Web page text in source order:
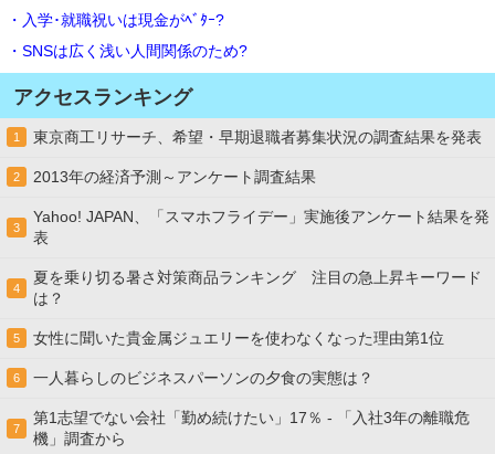
・入学･就職祝いは現金がﾍﾞﾀｰ?
・SNSは広く浅い人間関係のため?
アクセスランキング
1 東京商工リサーチ、希望・早期退職者募集状況の調査結果を発表
2 2013年の経済予測～アンケート調査結果
3
Yahoo! JAPAN、「スマホフライデー」実施後アンケート結果を発
表
4
夏を乗り切る暑さ対策商品ランキング 注目の急上昇キーワード
は？
5 女性に聞いた貴金属ジュエリーを使わなくなった理由第1位
6 一人暮らしのビジネスパーソンの夕食の実態は？
7
第1志望でない会社「勤め続けたい」17％ - 「入社3年の離職危
機」調査から